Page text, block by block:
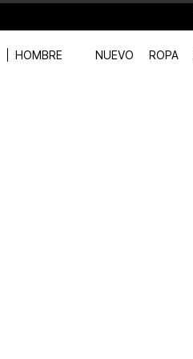
HOMBRE NUEVO ROPA